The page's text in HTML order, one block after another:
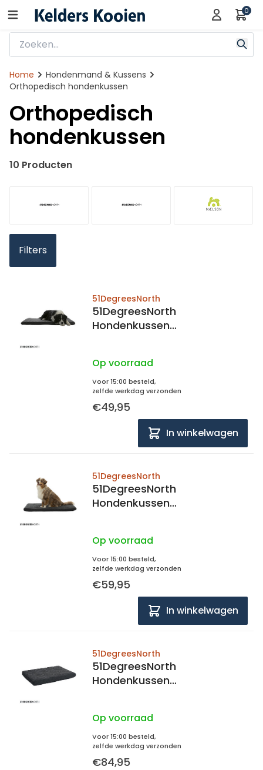
0
Home
Hondenmand & Kussens
Orthopedisch hondenkussen
Orthopedisch
hondenkussen
10 Producten
Filters
51DegreesNorth
51DegreesNorth
Hondenkussen
Op voorraad
Voor 15:00 besteld,
zelfde werkdag verzonden
€49,95
In winkelwagen
51DegreesNorth
51DegreesNorth
Hondenkussen
Op voorraad
Voor 15:00 besteld,
zelfde werkdag verzonden
€59,95
In winkelwagen
51DegreesNorth
51DegreesNorth
Hondenkussen
Op voorraad
Voor 15:00 besteld,
zelfde werkdag verzonden
€84,95